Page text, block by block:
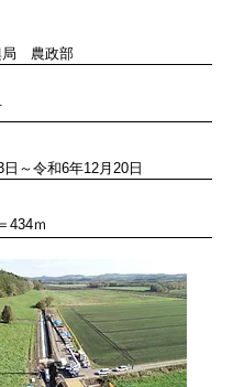
局 農政部
～令和6年12月20日
434ｍ